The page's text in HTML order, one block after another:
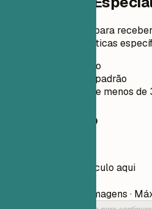
Envie seu currículo para
ATS e melhorias práticas
Sem cadastro
Privado por padrão
Normalmente menos de
Seu currículo
Arraste seu currículo aqui
PDF, DOCX, TXT e imagens ·